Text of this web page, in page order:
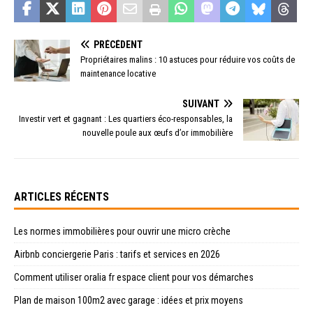
PRÉCÉDENT
Propriétaires malins : 10 astuces pour réduire vos coûts de
maintenance locative
SUIVANT
Investir vert et gagnant : Les quartiers éco-responsables, la
nouvelle poule aux œufs d’or immobilière
ARTICLES RÉCENTS
Les normes immobilières pour ouvrir une micro crèche
Airbnb conciergerie Paris : tarifs et services en 2026
Comment utiliser oralia fr espace client pour vos démarches
Plan de maison 100m2 avec garage : idées et prix moyens